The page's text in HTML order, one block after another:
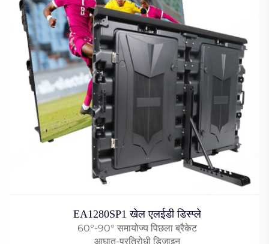
EA1280SP1 खेल एलईडी डिस्प्ले
60°-90° समायोज्य पिछला ब्रैकेट
आघात-प्रतिरोधी डिज़ाइन